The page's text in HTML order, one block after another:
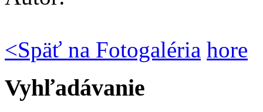
<Späť na Fotogaléria hore
Vyhľadávanie